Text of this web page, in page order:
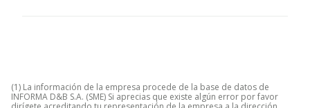
(1) La información de la empresa procede de la base de datos de
INFORMA D&B S.A. (SME) Si aprecias que existe algún error por favor